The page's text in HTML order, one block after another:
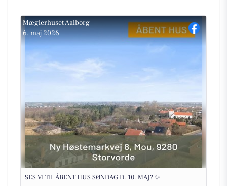
Mæglerhuset Aalborg
6. maj 2026
SES VI TIL ÅBENT HUS SØNDAG D. 10. MAJ? ✨